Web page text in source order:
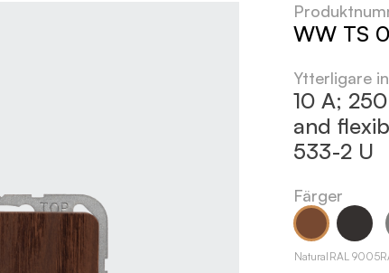
WW TS
Ytterligare
10 A;
and
533-2 U
Färger
Natural RAL 9005